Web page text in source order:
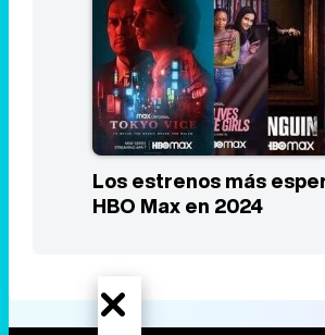
Los estrenos más
HBO Max en 2024